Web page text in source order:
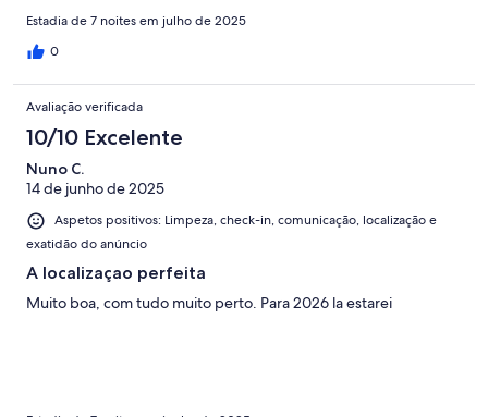
Estadia de 7 noites em julho de 2025
0
Avaliação verificada
10/10 Excelente
Nuno C.
14 de junho de 2025
Aspetos positivos: Limpeza, check-in, comunicação, localização e
exatidão do anúncio
A localizaçao perfeita
Muito boa, com tudo muito perto. Para 2026 la estarei